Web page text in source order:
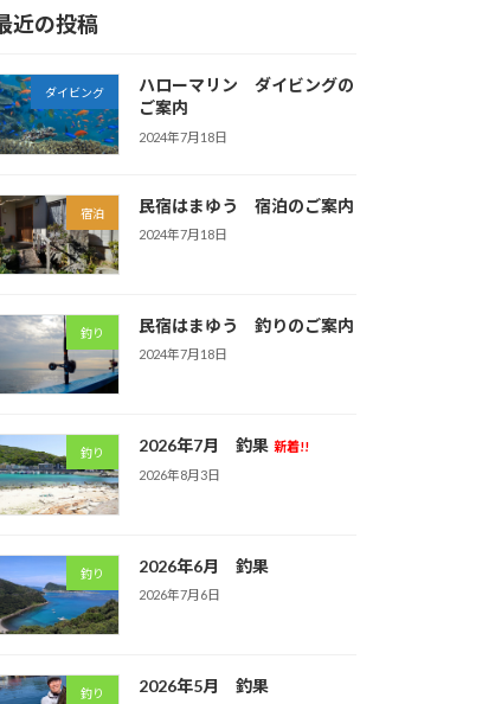
近の投稿
ダイビング
ハローマリン ダイビングの
ご案内
2024年7月18日
宿泊 民宿はまゆう 宿泊のご案内
2024年7月18日
釣り 民宿はまゆう 釣りのご案内
2024年7月18日
釣り 2026年7月 釣果 新着!!
2026年8月3日
釣り 2026年6月 釣果
2026年7月6日
釣り 2026年5月 釣果